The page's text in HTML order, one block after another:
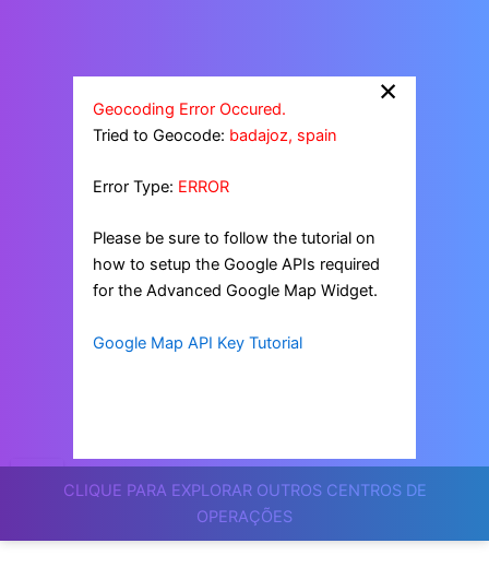
CLIQUE PARA EXPLORAR OUTROS CENTROS DE
OPERAÇÕES
×
Geocoding Error Occured.
Tried to Geocode: badajoz, spain
Error Type: ERROR
Please be sure to follow the tutorial on
how to setup the Google APIs required
for the Advanced Google Map Widget.
Google Map API Key Tutorial